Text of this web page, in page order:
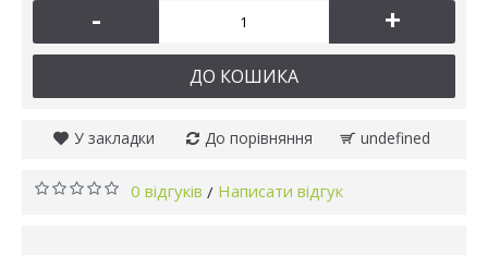
- +
ДО КОШИКА
У закладки До порівняння undefined
0 відгуків / Написати відгук